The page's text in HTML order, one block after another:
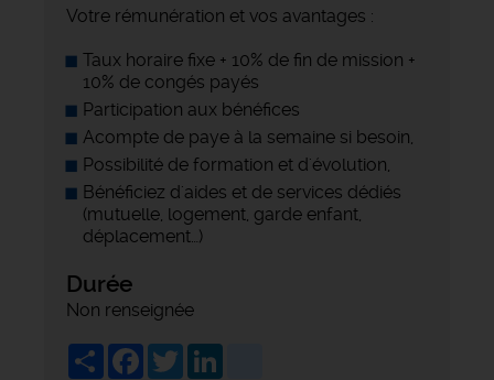
Votre rémunération et vos avantages :
Taux horaire fixe + 10% de fin de mission +
10% de congés payés
Participation aux bénéfices
Acompte de paye à la semaine si besoin,
Possibilité de formation et d'évolution,
Bénéficiez d'aides et de services dédiés
(mutuelle, logement, garde enfant,
déplacement…)
Durée
Non renseignée
ShareFacebook
Twitter